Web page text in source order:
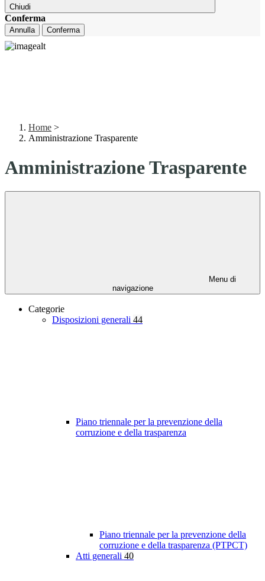
Chiudi
Conferma
Annulla Conferma
Home >
Amministrazione Trasparente
Amministrazione Trasparente
Menu di
navigazione
Categorie
Disposizioni generali 44
Piano triennale per la prevenzione della
corruzione e della trasparenza
Piano triennale per la prevenzione della
corruzione e della trasparenza (PTPCT)
Atti generali 40